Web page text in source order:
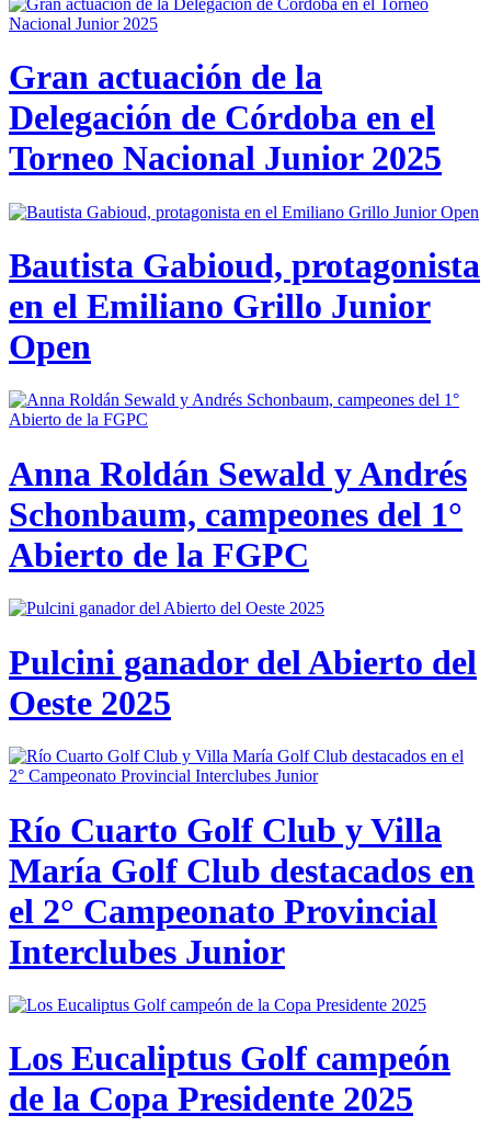
Gran actuación de la
Delegación de Córdoba en el
Torneo Nacional Junior 2025
Bautista Gabioud, protagonista
en el Emiliano Grillo Junior
Open
Anna Roldán Sewald y Andrés
Schonbaum, campeones del 1°
Abierto de la FGPC
Pulcini ganador del Abierto del
Oeste 2025
Río Cuarto Golf Club y Villa
María Golf Club destacados en
el 2° Campeonato Provincial
Interclubes Junior
Los Eucaliptus Golf campeón
de la Copa Presidente 2025